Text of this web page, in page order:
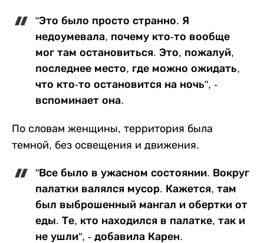
"Это было просто странно. Я
недоумевала, почему кто-то вообще
мог там остановиться. Это, пожалуй,
последнее место, где можно ожидать,
что кто-то остановится на ночь", -
вспоминает она.
По словам женщины, территория была
темной, без освещения и движения.
"Все было в ужасном состоянии. Вокруг
палатки валялся мусор. Кажется, там
был выброшенный мангал и обертки от
еды. Те, кто находился в палатке, так и
не ушли", - добавила Карен.